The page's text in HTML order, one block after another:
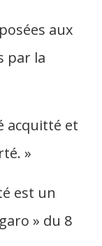
aux
par la
acquitté et
»
est un
» du 8